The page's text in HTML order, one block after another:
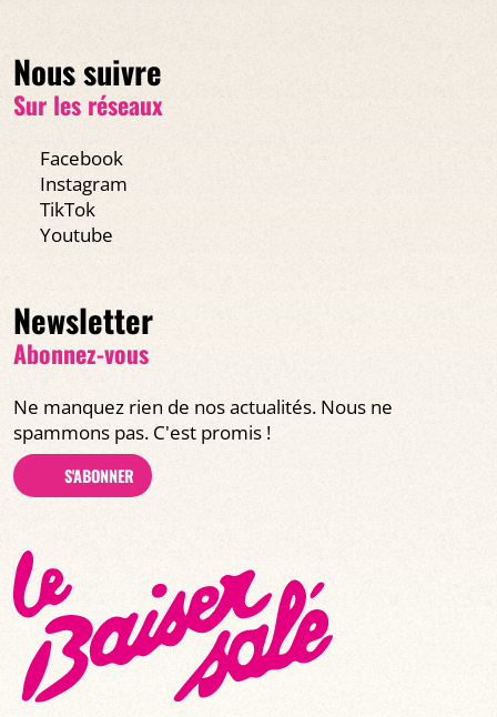
Nous suivre
Sur les réseaux
Facebook
Instagram
TikTok
Youtube
Newsletter
Abonnez-vous
Ne manquez rien de nos actualités. Nous ne
spammons pas. C'est promis !
S'ABONNER